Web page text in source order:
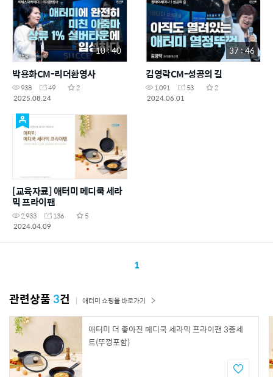
10 : 40
박용화CM-리더환영사
938 49
2
2025.08.24
37 : 46
김영락CM-성공의 길
1,091 53
2
2024.06.01
[교육자료] 애터미 메디쿡 세라
믹 프라이팬
2,933 136
5
2024.04.09
1
관련상품3건 애터미 쇼핑몰 바로가기
애터미 더 좋아진 메디쿡 세라믹 프라이팬 3종세
트(뚜껑포함)